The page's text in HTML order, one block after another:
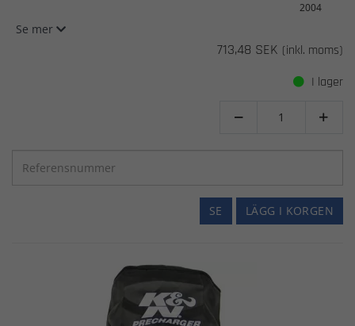
2004
Se mer
713,48 SEK (inkl. moms)
I lager
 
LÄGG I KORGEN
SE